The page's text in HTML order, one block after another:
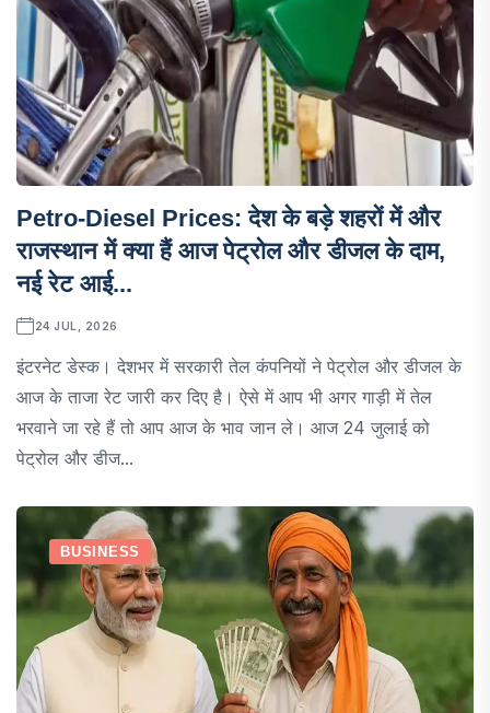
Petro-Diesel Prices: देश के बड़े शहरों में और
राजस्थान में क्या हैं आज पेट्रोल और डीजल के दाम,
नई रेट आई...
24 JUL, 2026
इंटरनेट डेस्क। देशभर में सरकारी तेल कंपनियों ने पेट्रोल और डीजल के
आज के ताजा रेट जारी कर दिए है। ऐसे में आप भी अगर गाड़ी में तेल
भरवाने जा रहे हैं तो आप आज के भाव जान ले। आज 24 जुलाई को
पेट्रोल और डीज...
BUSINESS